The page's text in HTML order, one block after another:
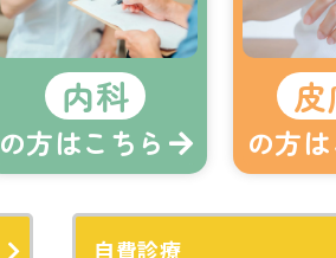
内科
の方はこちら の方
自費診療